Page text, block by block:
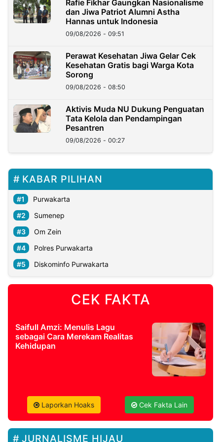
Rafie Fikhar Gaungkan Nasionalisme
dan Jiwa Patriot Alumni Astha
Hannas untuk Indonesia
09/08/2026 - 09:51
Perawat Kesehatan Jiwa Gelar Cek
Kesehatan Gratis bagi Warga Kota
Sorong
09/08/2026 - 08:50
Aktivis Muda NU Dukung Penguatan
Tata Kelola dan Pendampingan
Pesantren
09/08/2026 - 00:27
KABAR PILIHAN
Purwakarta
Sumenep
Om Zein
Polres Purwakarta
Diskominfo Purwakarta
CEK FAKTA
Saifull Amzi: Menulis Lagu
sebagai Cara Merekam Realitas
Kehidupan
Laporkan Hoaks Cek Fakta Lain
JURNALISME HIJAU